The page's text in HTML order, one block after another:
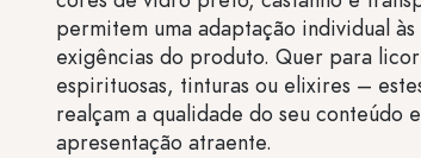
permitem uma adaptação individual
exigências do produto. Quer para
espirituosas, tinturas ou elixires –
realçam a qualidade do seu conteúdo
apresentação atraente.